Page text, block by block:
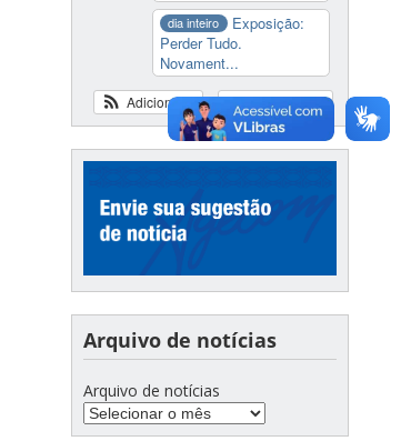
dia inteiro
Exposição:
Perder Tudo.
Novament...
Ver calendário
Adicionar
Arquivo de notícias
Arquivo de notícias